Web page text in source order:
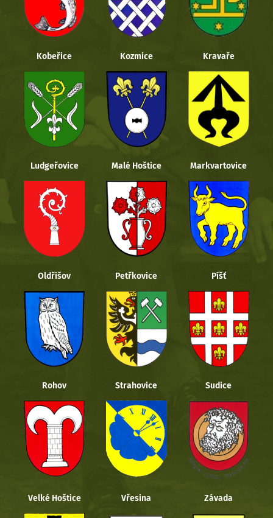
Kobeřice Kozmice Kravaře
Ludgeřovice Malé Hoštice Markvartovice
Oldřišov Petřkovice Píšť
Rohov Strahovice Sudice
Velké Hoštice Vřesina Závada